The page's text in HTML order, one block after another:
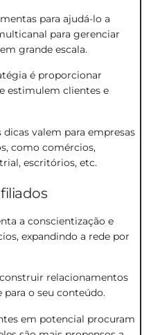
para ajudá-lo a
para gerenciar
grande escala.
é proporcionar
estimulem clientes e
valem para empresas
como comércios,
escritórios, etc.
a conscientização e
expandindo a rede por
relacionamentos
para o seu conteúdo.
em potencial procuram